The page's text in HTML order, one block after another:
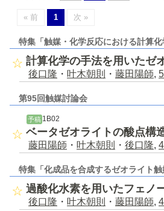
« 前 1 次 »
特集「触媒・化学反応における計算化
計算化学の手法を用いたゼ
後口隆 ・ 叶木朝則 ・ 藤田陽師,
第95回触媒討論会
予稿 1B02
ベータゼオライトの酸点構
藤田陽師 ・ 叶木朝則 ・ 後口隆,
特集「化成品を合成するゼオライト触
過酸化水素を用いたフェノ
後口隆 ・ 叶木朝則 ・ 藤田陽師,